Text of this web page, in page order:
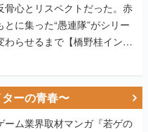
骨心とリスペクトだった。赤
とに集った“愚連隊”がシリー
わらせるまで【橋野桂インタ
ーの青春〜
ーム業界取材マンガ『若ゲの